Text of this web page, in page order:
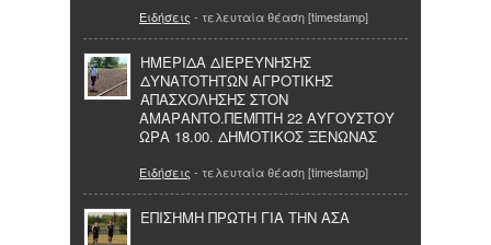
Ειδήσεις - τελευταία θέαση [timestamp]
ΗΜΕΡΙΔΑ ΔΙΕΡΕΥΝΗΣΗΣ
ΔΥΝΑΤΟΤΗΤΩΝ ΑΓΡΟΤΙΚΗΣ
ΑΠΑΣΧΟΛΗΣΗΣ ΣΤΟΝ
ΑΜΑΡΑΝΤΟ.ΠΕΜΠΤΗ 22 ΑΥΓΟΥΣΤΟΥ
ΩΡΑ 18.00. ΔΗΜΟΤΙΚΟΣ ΞΕΝΩΝΑΣ
Ειδήσεις - τελευταία θέαση [timestamp]
ΕΠΙΣΗΜΗ ΠΡΩΤΗ ΓΙΑ ΤΗΝ ΑΣΑ